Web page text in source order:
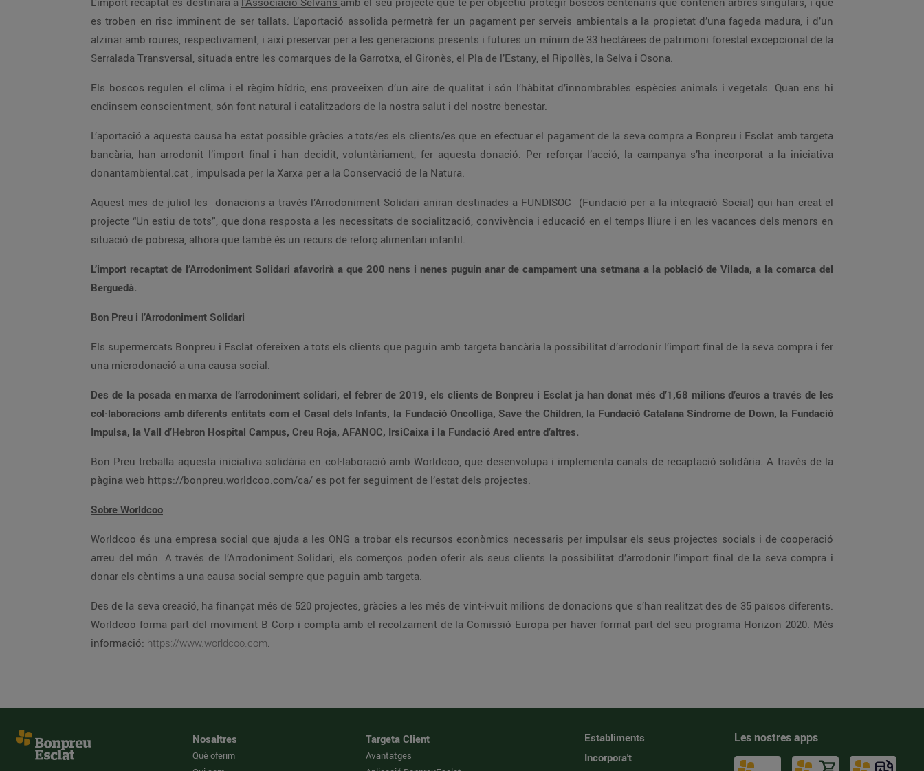
es troben en risc imminent de ser tallats. L’aportació assolida permetrà fer un pagament per serveis ambientals a la propietat d’una fageda madura, i d’un
alzinar amb roures, respectivament, i així preservar per a les generacions presents i futures un mínim de 33 hectàrees de patrimoni forestal excepcional de la
Serralada Transversal, situada entre les comarques de la Garrotxa, el Gironès, el Pla de l’Estany, el Ripollès, la Selva i Osona.
Els boscos regulen el clima i el règim hídric, ens proveeixen d’un aire de qualitat i són l’hàbitat d’innombrables espècies animals i vegetals. Quan ens hi
endinsem conscientment, són font natural i catalitzadors de la nostra salut i del nostre benestar.
L’aportació a aquesta causa ha estat possible gràcies a tots/es els clients/es que en efectuar el pagament de la seva compra a Bonpreu i Esclat amb targeta
bancària, han arrodonit l’import final i han decidit, voluntàriament, fer aquesta donació. Per reforçar l’acció, la campanya s’ha incorporat a la iniciativa
donantambiental.cat , impulsada per la Xarxa per a la Conservació de la Natura.
Aquest mes de juliol les donacions a través l’Arrodoniment Solidari aniran destinades a FUNDISOC (Fundació per a la integració Social) qui han creat el
projecte “Un estiu de tots”, que dona resposta a les necessitats de socialització, convivència i educació en el temps lliure i en les vacances dels menors en
situació de pobresa, alhora que també és un recurs de reforç alimentari infantil.
L’import recaptat de l’Arrodoniment Solidari afavorirà a que 200 nens i nenes puguin anar de campament una setmana a la població de Vilada, a la comarca del
Berguedà.
Bon Preu i l’Arrodoniment Solidari
Els supermercats Bonpreu i Esclat ofereixen a tots els clients que paguin amb targeta bancària la possibilitat d’arrodonir l’import final de la seva compra i fer
una microdonació a una causa social.
Des de la posada en marxa de l’arrodoniment solidari, el febrer de 2019, els clients de Bonpreu i Esclat ja han donat més d’1,68 milions d’euros a través de les
col·laboracions amb diferents entitats com el Casal dels Infants, la Fundació Oncolliga, Save the Children, la Fundació Catalana Síndrome de Down, la Fundació
Impulsa, la Vall d’Hebron Hospital Campus, Creu Roja, AFANOC, IrsiCaixa i la Fundació Ared entre d’altres.
Bon Preu treballa aquesta iniciativa solidària en col·laboració amb Worldcoo, que desenvolupa i implementa canals de recaptació solidària. A través de la
pàgina web https://bonpreu.worldcoo.com/ca/ es pot fer seguiment de l’estat dels projectes.
Sobre Worldcoo
Worldcoo és una empresa social que ajuda a les ONG a trobar els recursos econòmics necessaris per impulsar els seus projectes socials i de cooperació
arreu del món. A través de l’Arrodoniment Solidari, els comerços poden oferir als seus clients la possibilitat d’arrodonir l’import final de la seva compra i
donar els cèntims a una causa social sempre que paguin amb targeta.
Des de la seva creació, ha finançat més de 520 projectes, gràcies a les més de vint-i-vuit milions de donacions que s’han realitzat des de 35 països diferents.
Worldcoo forma part del moviment B Corp i compta amb el recolzament de la Comissió Europa per haver format part del seu programa Horizon 2020. Més
informació: https://www.worldcoo.com.
Nosaltres
Què oferim
Targeta Client
Avantatges
Establiments
Incorpora't
Les nostres apps